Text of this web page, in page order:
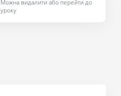
Можна видалити або перейти до
уроку